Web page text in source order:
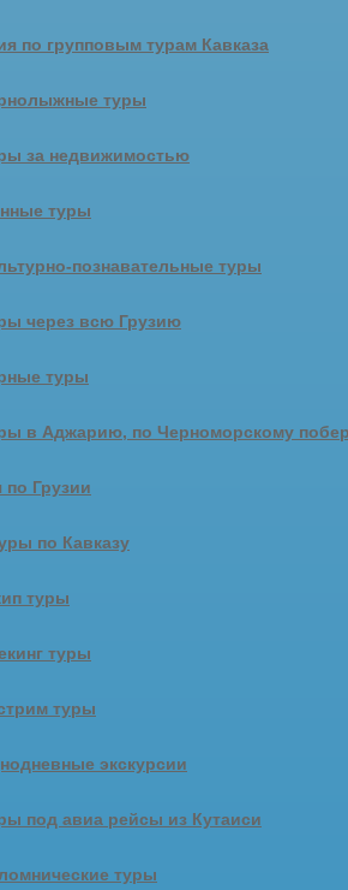
по групповым турам Кавказа
туры
за недвижимостью
туры
познавательные туры
через всю Грузию
туры
в Аджарию, по Черноморскому
Грузии
по Кавказу
туры
туры
туры
экскурсии
под авиа рейсы из Кутаиси
туры